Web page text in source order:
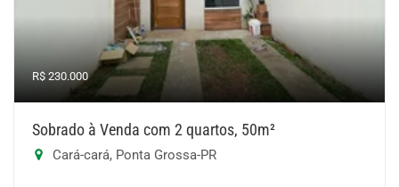
R$ 230.000
Sobrado à Venda com 2 quartos, 50m²
Cará-cará, Ponta Grossa-PR